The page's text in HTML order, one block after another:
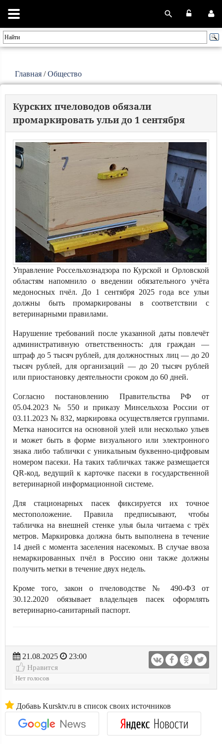
Главная /Общество
Курских пчеловодов обязали
промаркировать ульи до 1 сентября
Управление Россельхознадзора по Курской и Орловской
областям напомнило о введении обязательного учёта
медоносных пчёл. До 1 сентября 2025 года все ульи
должны быть промаркированы в соответствии с
ветеринарными правилами.
Нарушение требований после указанной даты повлечёт
административную ответственность: для граждан —
штраф до 5 тысяч рублей, для должностных лиц — до 20
тысяч рублей, для организаций — до 20 тысяч рублей
или приостановку деятельности сроком до 60 дней.
Согласно постановлению Правительства РФ от
05.04.2023 № 550 и приказу Минсельхоза России от
03.11.2023 № 832, маркировка осуществляется группами.
Метка наносится на основной улей или несколько ульев
и может быть в форме визуального или электронного
знака либо таблички с уникальным буквенно-цифровым
номером пасеки. На таких табличках также размещается
QR-код, ведущий к карточке пасеки в государственной
ветеринарной информационной системе.
Для стационарных пасек фиксируется их точное
местоположение. Правила предписывают, чтобы
табличка на внешней стенке улья была читаема с трёх
метров. Маркировка должна быть выполнена в течение
14 дней с момента заселения насекомых. В случае ввоза
немаркированных пчёл в Россию они также должны
получить метки в течение двух недель.
Кроме того, закон о пчеловодстве № 490-ФЗ от
30.12.2020 обязывает владельцев пасек оформлять
ветеринарно-санитарный паспорт.
21.08.2025
23:00
Нравится
Нет голосов
Добавь Kursktv.ru в список своих источников